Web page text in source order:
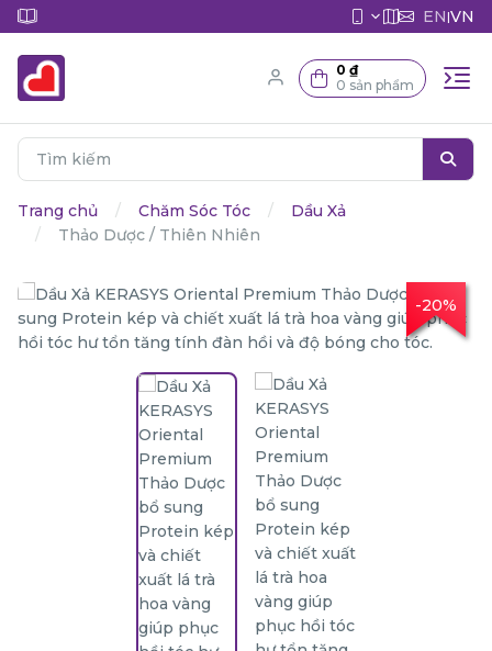
EN|VN
0 ₫
0 sản phẩm
Trang chủ Chăm Sóc Tóc
Dầu Xả
Thảo Dược / Thiên Nhiên
-20%